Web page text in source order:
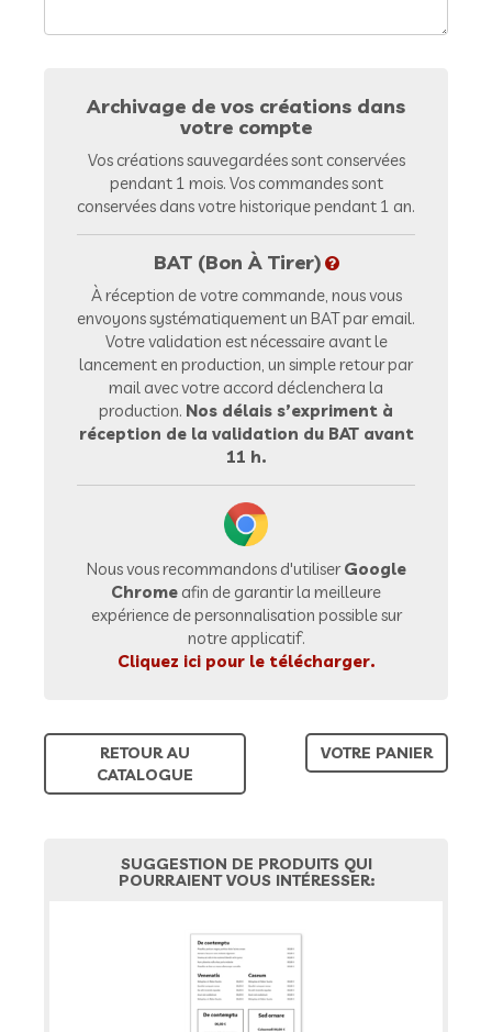
Archivage de vos créations dans
votre compte
Vos créations sauvegardées sont conservées
pendant 1 mois. Vos commandes sont
conservées dans votre historique pendant 1 an.
BAT (Bon À Tirer)
À réception de votre commande, nous vous
envoyons systématiquement un BAT par email.
Votre validation est nécessaire avant le
lancement en production, un simple retour par
mail avec votre accord déclenchera la
production. Nos délais s’expriment à
réception de la validation du BAT avant
11 h.
Nous vous recommandons d'utiliserGoogle
Chrome afin de garantir la meilleure
expérience de personnalisation possible sur
notre applicatif.
Cliquez ici pour le télécharger.
RETOUR AU
CATALOGUE
VOTRE PANIER
SUGGESTION DE PRODUITS QUI
POURRAIENT VOUS INTÉRESSER: